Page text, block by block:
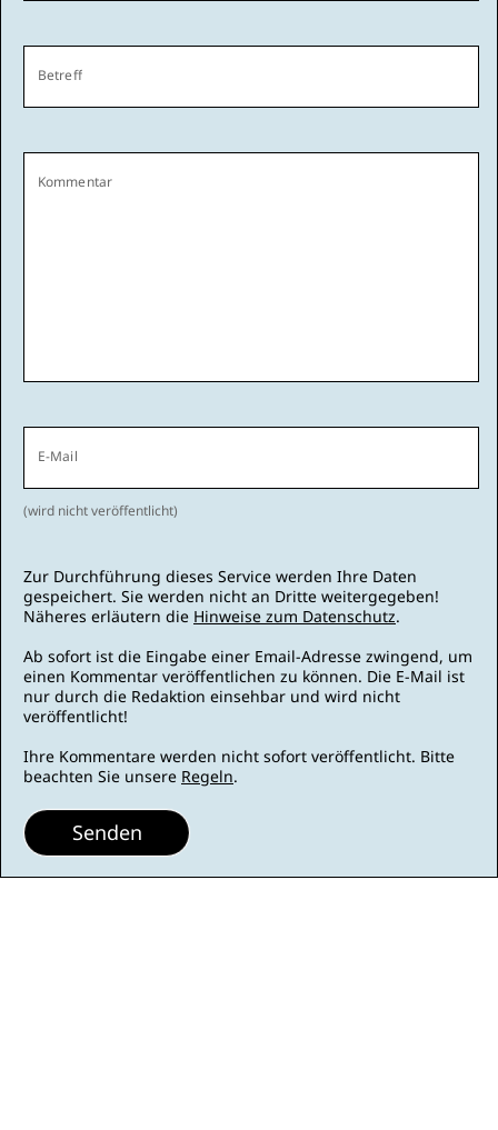
Betreff
Kommentar
E-Mail
(wird nicht veröffentlicht)
Zur Durchführung dieses Service werden Ihre Daten
gespeichert. Sie werden nicht an Dritte weitergegeben!
Näheres erläutern die Hinweise zum Datenschutz.
Ab sofort ist die Eingabe einer Email-Adresse zwingend, um
einen Kommentar veröffentlichen zu können. Die E-Mail ist
nur durch die Redaktion einsehbar und wird nicht
veröffentlicht!
Ihre Kommentare werden nicht sofort veröffentlicht. Bitte
beachten Sie unsere Regeln.
Senden